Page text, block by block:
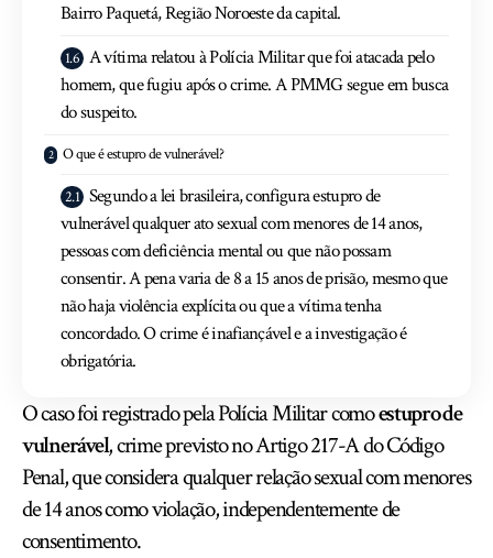
Bairro Paquetá, Região Noroeste da capital.
A vítima relatou à Polícia Militar que foi atacada pelo
homem, que fugiu após o crime. A PMMG segue em busca
do suspeito.
O que é estupro de vulnerável?
Segundo a lei brasileira, configura estupro de
vulnerável qualquer ato sexual com menores de 14 anos,
pessoas com deficiência mental ou que não possam
consentir. A pena varia de 8 a 15 anos de prisão, mesmo que
não haja violência explícita ou que a vítima tenha
concordado. O crime é inafiançável e a investigação é
obrigatória.
O caso foi registrado pela Polícia Militar comoestupro de
vulnerável, crime previsto no Artigo 217-A do Código
Penal, que considera qualquer relação sexual com menores
de 14 anos como violação, independentemente de
consentimento.